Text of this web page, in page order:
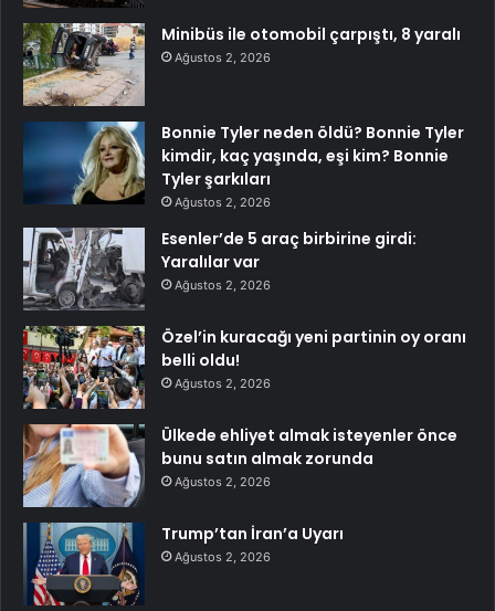
Minibüs ile otomobil çarpıştı, 8 yaralı
Ağustos 2, 2026
Bonnie Tyler neden öldü? Bonnie Tyler
kimdir, kaç yaşında, eşi kim? Bonnie
Tyler şarkıları
Ağustos 2, 2026
Esenler’de 5 araç birbirine girdi:
Yaralılar var
Ağustos 2, 2026
Özel’in kuracağı yeni partinin oy oranı
belli oldu!
Ağustos 2, 2026
Ülkede ehliyet almak isteyenler önce
bunu satın almak zorunda
Ağustos 2, 2026
Trump’tan İran’a Uyarı
Ağustos 2, 2026